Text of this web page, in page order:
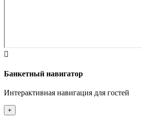
Банкетный навигатор
Интерактивная навигация для гостей
+